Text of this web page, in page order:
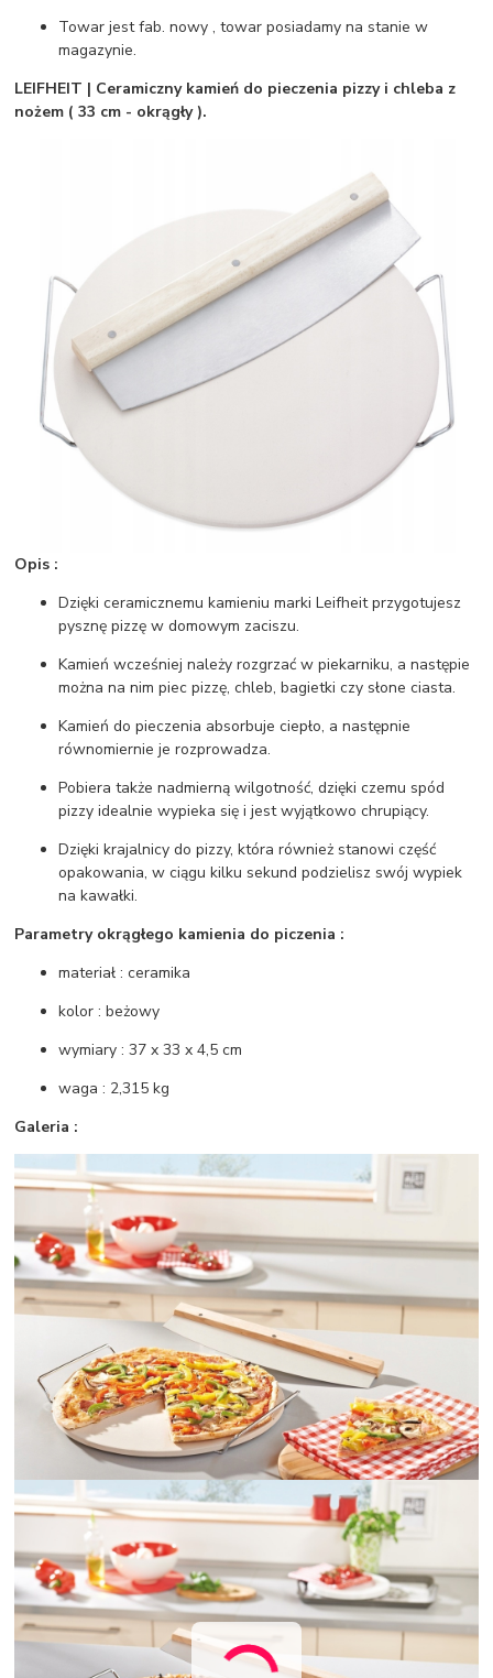
Towar jest fab. nowy , towar posiadamy na stanie w
magazynie.
LEIFHEIT | Ceramiczny kamień do pieczenia pizzy i chleba z
nożem ( 33 cm - okrągły ).
Opis :
Dzięki ceramicznemu kamieniu marki Leifheit przygotujesz
pysznę pizzę w domowym zaciszu.
Kamień wcześniej należy rozgrzać w piekarniku, a następie
można na nim piec pizzę, chleb, bagietki czy słone ciasta.
Kamień do pieczenia absorbuje ciepło, a następnie
równomiernie je rozprowadza.
Pobiera także nadmierną wilgotność, dzięki czemu spód
pizzy idealnie wypieka się i jest wyjątkowo chrupiący.
Dzięki krajalnicy do pizzy, która również stanowi część
opakowania, w ciągu kilku sekund podzielisz swój wypiek
na kawałki.
Parametry okrągłego kamienia do piczenia :
materiał : ceramika
kolor : beżowy
wymiary : 37 x 33 x 4,5 cm
waga : 2,315 kg
Galeria :